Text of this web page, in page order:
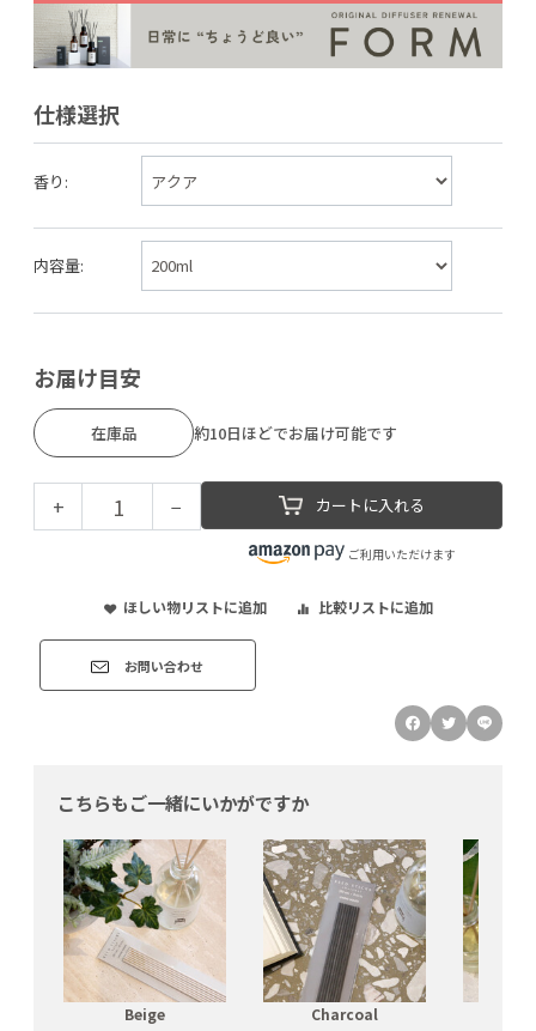
仕様選択
香り:
内容量:
お届け目安
在庫品 約10日ほどでお届け可能です
+ − カートに入れる
ご利用いただけます
ほしい物リストに追加 比較リストに追加
お問い合わせ
こちらもご一緒にいかがですか
Beige Charcoal